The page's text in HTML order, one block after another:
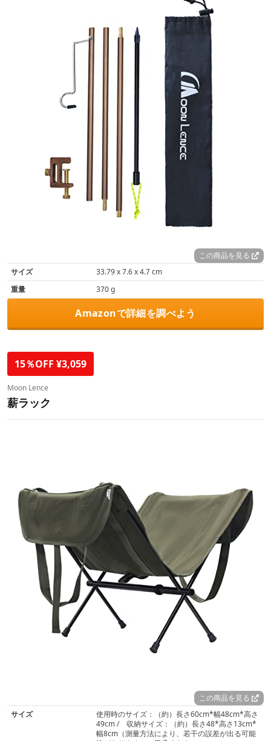
この商品を見る
サイズ
33.79 x 7.6 x 4.7 cm
重量
370 g
Amazonで詳細を調べよう
15％OFF ¥3,059
Moon Lence
薪ラック
この商品を見る
サイズ
使用時のサイズ：（約）長さ60cm*幅48cm*高さ
49cm / 収納サイズ：（約）長さ48*高さ13cm*
幅8cm（測量方法により、若干の誤差が出る可能